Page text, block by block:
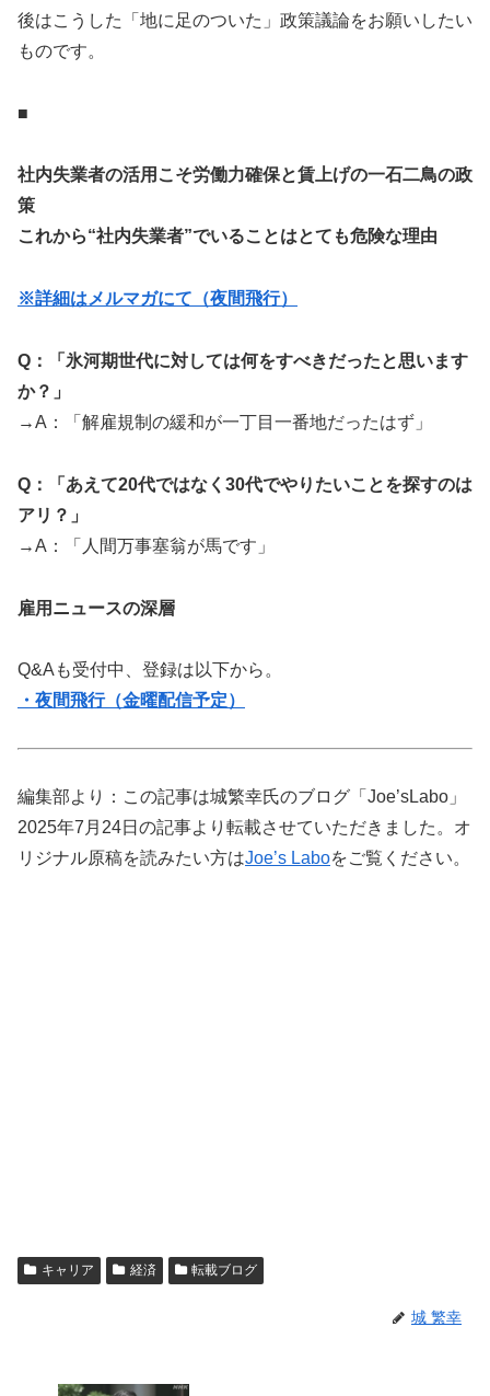
後はこうした「地に足のついた」政策議論をお願いしたい
ものです。
■
社内失業者の活用こそ労働力確保と賃上げの一石二鳥の政
策
これから“社内失業者”でいることはとても危険な理由
※詳細はメルマガにて（夜間飛行）
Q：「氷河期世代に対しては何をすべきだったと思います
か？」
→A：「解雇規制の緩和が一丁目一番地だったはず」
Q：「あえて20代ではなく30代でやりたいことを探すのは
アリ？」
→A：「人間万事塞翁が馬です」
雇用ニュースの深層
Q&Aも受付中、登録は以下から。
・夜間飛行（金曜配信予定）
編集部より：この記事は城繁幸氏のブログ「Joe’sLabo」
2025年7月24日の記事より転載させていただきました。オ
リジナル原稿を読みたい方はJoe’s Laboをご覧ください。
キャリア 経済 転載ブログ
城 繁幸